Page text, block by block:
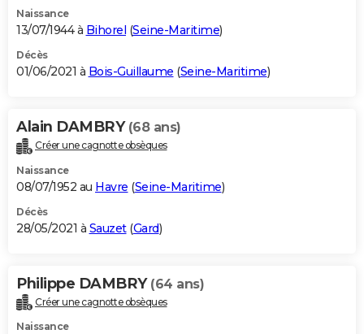
Naissance
13/07/1944 à Bihorel (Seine-Maritime)
Décès
01/06/2021 à Bois-Guillaume (Seine-Maritime)
Alain DAMBRY (68 ans)
Créer une cagnotte obsèques
Naissance
08/07/1952 au Havre (Seine-Maritime)
Décès
28/05/2021 à Sauzet(Gard)
Philippe DAMBRY (64 ans)
Créer une cagnotte obsèques
Naissance